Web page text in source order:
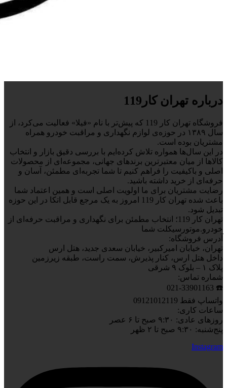
درباره تهران کار119
فروشگاه تهران کار 119 که پیش‌تر با نام «فیلا» فعالیت می‌کرد، از
سال ۱۳۸۹ در حوزه‌ی لوازم نگهداری و مراقبت خودرو همراه
مشتریان بوده است.
در این سال‌ها همواره تلاش کرده‌ایم با بررسی دقیق بازار و انتخاب
کالاها از میان معتبرترین برندهای جهانی، مجموعه‌ای از محصولات
اصلی و باکیفیت را فراهم کنیم تا شما تجربه‌ای مطمئن، آسان و
حرفه‌ای از خرید داشته باشید.
رضایت مشتریان برای ما اولویت اصلی است و همین اعتماد شما
باعث شده تهران کار 119 امروز به یک مرجع قابل اتکا در این حوزه
تبدیل شود.
تهران کار 119؛ انتخاب مطمئن برای نگهداری و مراقبت حرفه‌ای از
خودرو.موتورسیکلت شما
آدرس فروشگاه:
تهران، خیابان امیرکبیر، خیابان سعدی جدید، هتل ارس
داخل هتل ارس، کنار پذیرش، سمت راست، طبقه زیرزمین
پلاک ۱ – بلوک ۹ شرقی
شماره تماس:
☎️ 021-33901163
واتساپ فقط 09121012119
ساعات کاری:
روزهای عادی: ۹:۳۰ صبح تا ۶ عصر
پنج‌شنبه: ۹:۳۰ صبح تا ۲ ظهر
Instagram